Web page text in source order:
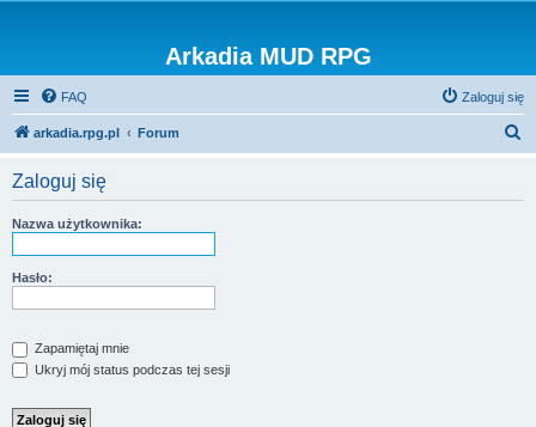
Arkadia MUD RPG
FAQ Zaloguj się
arkadia.rpg.pl Forum
Zaloguj się
Nazwa użytkownika:
Hasło:
Zapamiętaj mnie
Ukryj mój status podczas tej sesji